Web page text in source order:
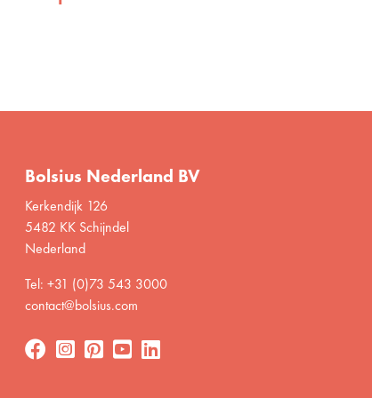
Bolsius Nederland BV
Kerkendijk 126
5482 KK Schijndel
Nederland
Tel: +31 (0)73 543 3000
contact@bolsius.com